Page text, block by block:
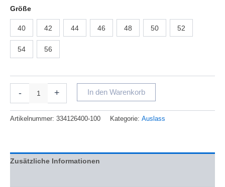
Größe
40 42 44 46 48 50 52
54 56
- + In den Warenkorb
Artikelnummer: 334126400-100 Kategorie: Auslass
Zusätzliche Informationen